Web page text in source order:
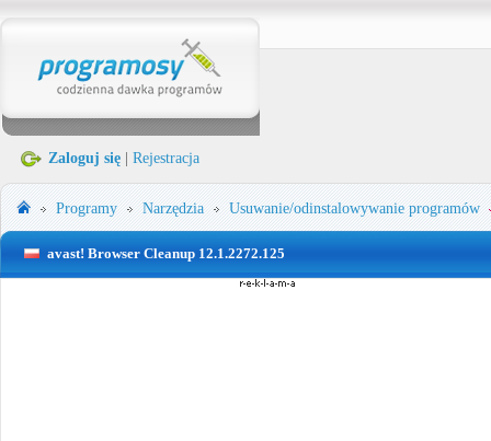
Zaloguj się Rejestracja
Programy Narzędzia Usuwanie/odinstalowywanie programów
avast! Browser Cleanup 12.1.2272.125